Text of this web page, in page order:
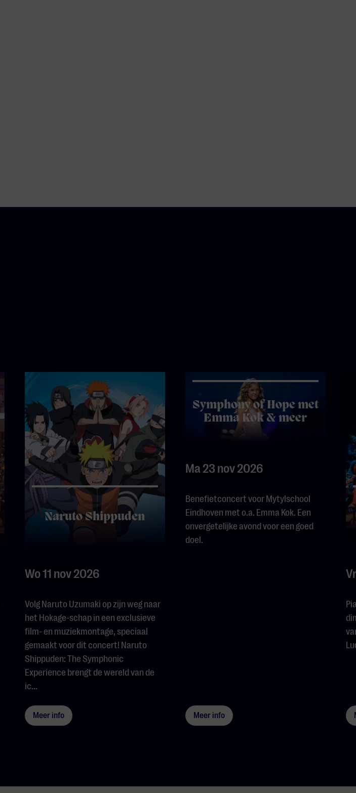
Naruto Shippuden
Wo 11 nov 2026
Volg Naruto Uzumaki op zijn weg naar
het Hokage-schap in een exclusieve
film- en muziekmontage, speciaal
gemaakt voor dit concert! Naruto
Shippuden: The Symphonic
Experience brengt de wereld van de
ic...
Meer info
Symphony of Hope met
Emma Kok & meer
Ma 23 nov 2026
Benefietconcert voor Mytylschool
Eindhoven met o.a. Emma Kok. Een
onvergetelijke avond voor een goed
doel.
Meer info